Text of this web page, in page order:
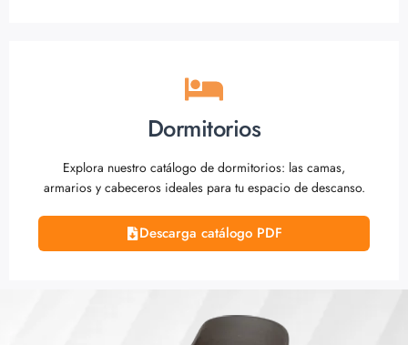
Dormitorios
Explora nuestro catálogo de dormitorios: las camas,
armarios y cabeceros ideales para tu espacio de descanso.
Descarga catálogo PDF